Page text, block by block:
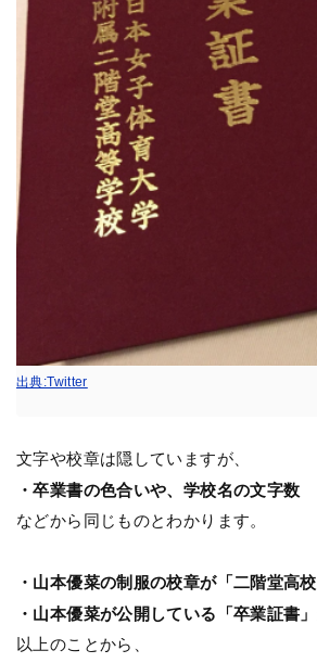
出典:Twitter
文字や校章は隠していますが、
・卒業書の色合いや、学校名の文字数
などから同じものとわかります。
・山本優菜の制服の校章が「二階堂高
・山本優菜が公開している「卒業証書
以上のことから、